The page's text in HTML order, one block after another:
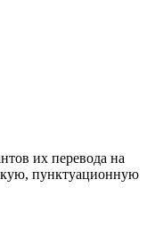
их перевода на
пунктуационную